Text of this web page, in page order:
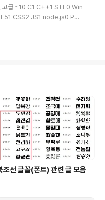
시스템, NRS[1] HTML 문서
로 3D세상을 연다[1]-3DS
고급 ~10 C1 C++1 STL0 Win
CSS2 JS1 node.js0 PHP
bash1 Windows2 Asse
조선 글꼴(폰트) 관련 글 모음